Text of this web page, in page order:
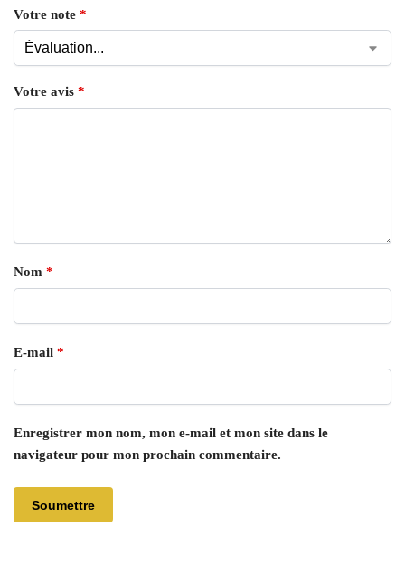
Votre note *
Votre avis *
Nom *
E-mail *
Enregistrer mon nom, mon e-mail et mon site dans le
navigateur pour mon prochain commentaire.